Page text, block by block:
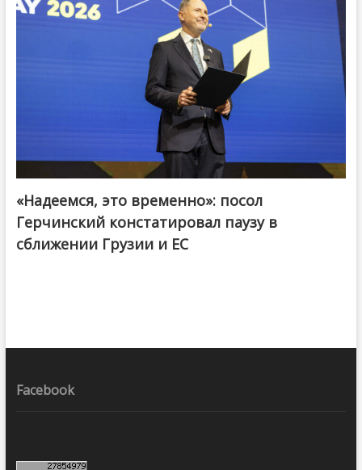
«Надеемся, это временно»: посол
Герчинский констатировал паузу в
сближении Грузии и ЕС
Facebook